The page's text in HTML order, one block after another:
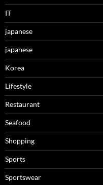
IT
japanese
japanese
Korea
Lifestyle
Restaurant
Seafood
Shopping
Sports
Sportswear